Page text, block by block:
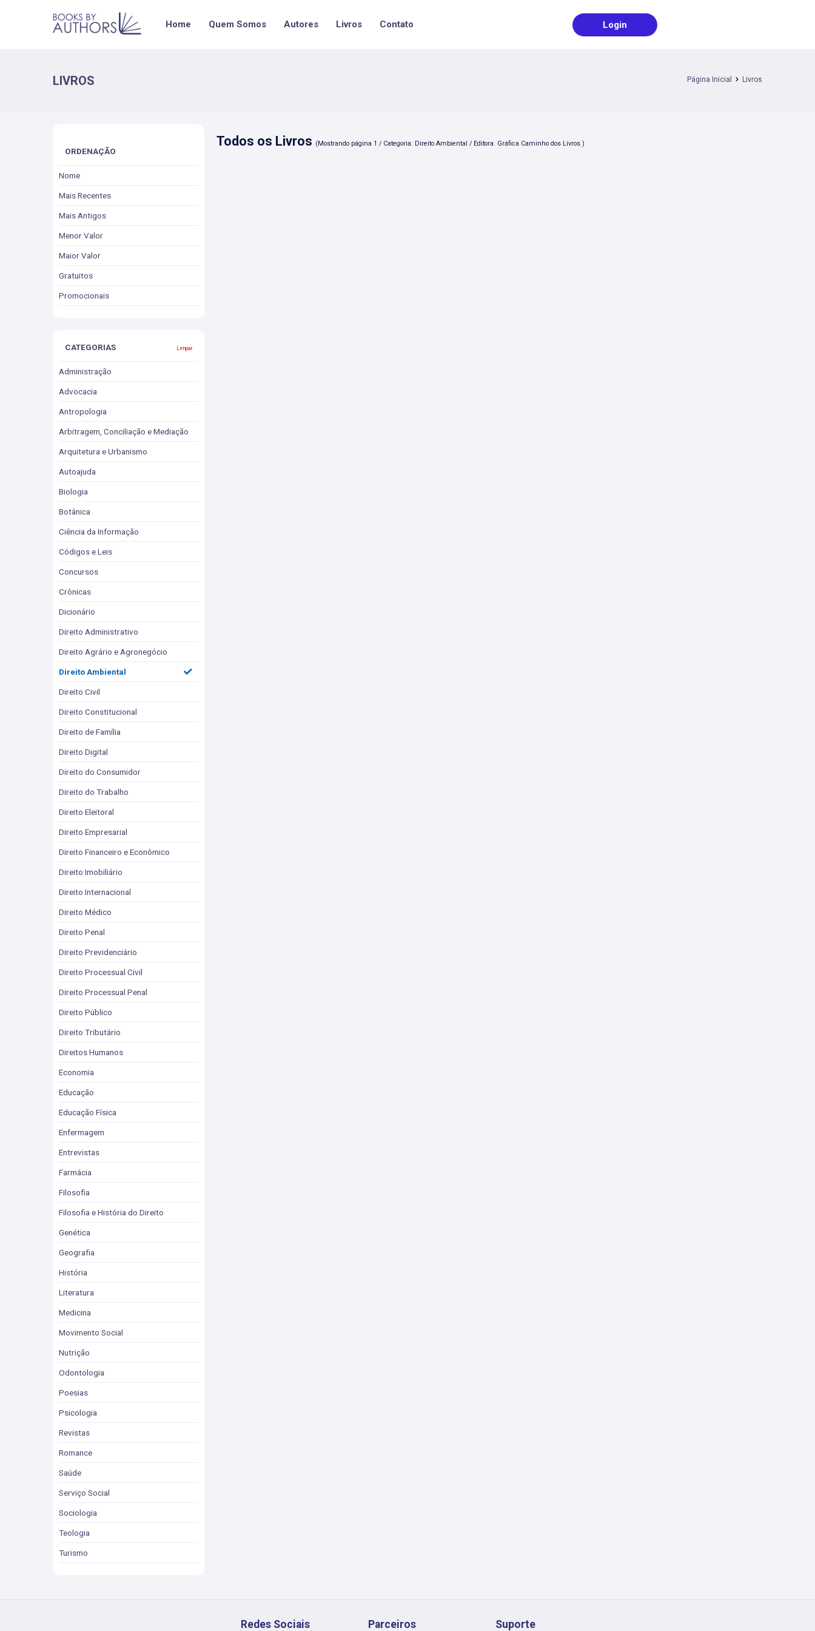
Home Quem Somos Autores Livros Contato Login
LIVROS Página Inicial Livros
ORDENAÇÃO
Nome
Mais Recentes
Mais Antigos
Menor Valor
Maior Valor
Gratuitos
Promocionais
CATEGORIAS Limpar
Administração
Advocacia
Antropologia
Arbitragem, Conciliação e Mediação
Arquitetura e Urbanismo
Autoajuda
Biologia
Botânica
Ciência da Informação
Códigos e Leis
Concursos
Crônicas
Dicionário
Direito Administrativo
Direito Agrário e Agronegócio
Direito Ambiental
Direito Civil
Direito Constitucional
Direito de Família
Direito Digital
Direito do Consumidor
Direito do Trabalho
Direito Eleitoral
Direito Empresarial
Direito Financeiro e Econômico
Direito Imobiliário
Direito Internacional
Direito Médico
Direito Penal
Direito Previdenciário
Direito Processual Civil
Direito Processual Penal
Direito Público
Direito Tributário
Direitos Humanos
Economia
Educação
Educação Física
Enfermagem
Entrevistas
Farmácia
Filosofia
Filosofia e História do Direito
Genética
Geografia
História
Literatura
Medicina
Movimento Social
Nutrição
Odontologia
Poesias
Psicologia
Revistas
Romance
Saúde
Serviço Social
Sociologia
Teologia
Turismo
Todos os Livros (Mostrando página 1 / Categoria: Direito Ambiental / Editora: Gráfica Caminho dos Livros )
Redes Sociais Parceiros Suporte